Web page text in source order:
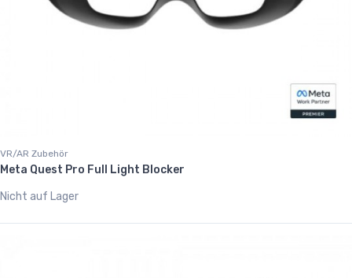
VR/AR Zubehör
Meta Quest Pro Full Light Blocker
Nicht auf Lager